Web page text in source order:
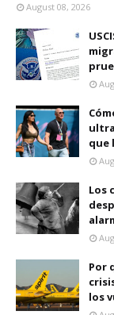
August 08, 2026
que
Los
Por
los